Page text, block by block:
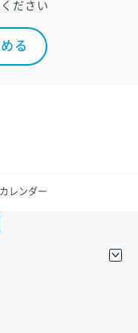
ださい
る
レンダー